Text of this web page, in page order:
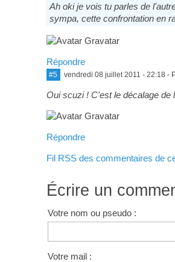
Ah oki je vois tu parles de
sympa, cette confrontation en
Répondre
#5 vendredi 08 juillet 2011 - 22:18 -
Oui scuzi ! C'est le décalage de
Répondre
Fil RSS des commentaires de
Écrire un
Votre nom ou pseudo :
Votre mail :